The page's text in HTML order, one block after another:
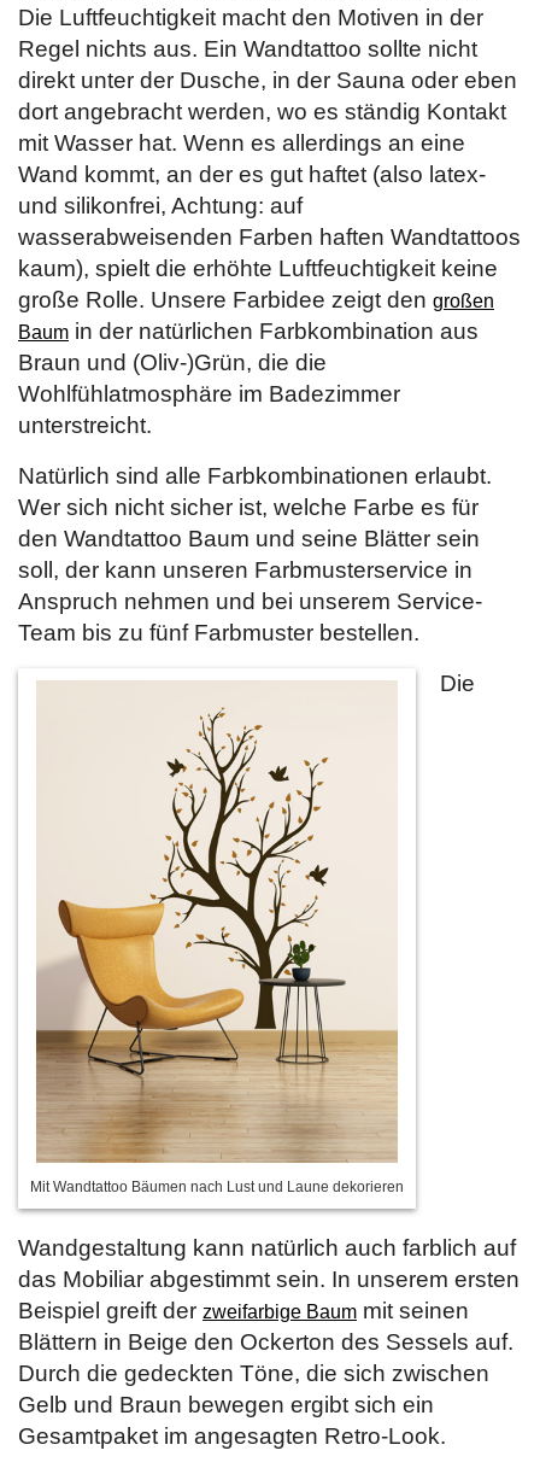
Die Luftfeuchtigkeit macht den Motiven in der
Regel nichts aus. Ein Wandtattoo sollte nicht
direkt unter der Dusche, in der Sauna oder eben
dort angebracht werden, wo es ständig Kontakt
mit Wasser hat. Wenn es allerdings an eine
Wand kommt, an der es gut haftet (also latex-
und silikonfrei, Achtung: auf
wasserabweisenden Farben haften Wandtattoos
kaum), spielt die erhöhte Luftfeuchtigkeit keine
große Rolle. Unsere Farbidee zeigt den großen
Baum in der natürlichen Farbkombination aus
Braun und (Oliv-)Grün, die die
Wohlfühlatmosphäre im Badezimmer
unterstreicht.
Natürlich sind alle Farbkombinationen erlaubt.
Wer sich nicht sicher ist, welche Farbe es für
den Wandtattoo Baum und seine Blätter sein
soll, der kann unseren Farbmusterservice in
Anspruch nehmen und bei unserem Service-
Team bis zu fünf Farbmuster bestellen.
Mit Wandtattoo Bäumen nach Lust und Laune dekorieren
Die
Wandgestaltung kann natürlich auch farblich auf
das Mobiliar abgestimmt sein. In unserem ersten
Beispiel greift der zweifarbige Baum mit seinen
Blättern in Beige den Ockerton des Sessels auf.
Durch die gedeckten Töne, die sich zwischen
Gelb und Braun bewegen ergibt sich ein
Gesamtpaket im angesagten Retro-Look.